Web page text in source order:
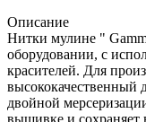
Описание
Нитки мулине "
оборудовании, с
красителей. Для
высококачественный
двойной
вышивке и